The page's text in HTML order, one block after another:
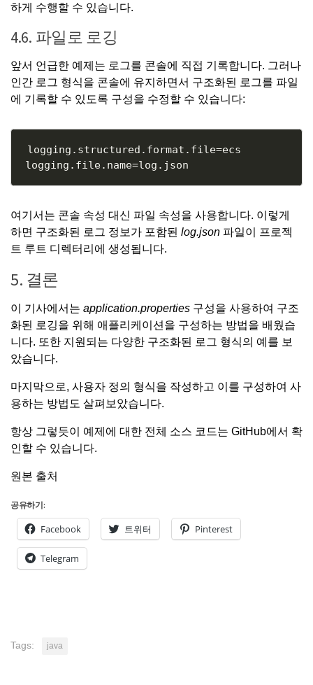
하게 수행할 수 있습니다.
4.6. 파일로 로깅
앞서 언급한 예제는 로그를 콘솔에 직접 기록합니다. 그러나
인간 로그 형식을 콘솔에 유지하면서 구조화된 로그를 파일
에 기록할 수 있도록 구성을 수정할 수 있습니다:
logging.structured.format.file=ecs
여기서는 콘솔 속성 대신 파일 속성을 사용합니다. 이렇게
하면 구조화된 로그 정보가 포함된 log.json 파일이 프로젝
트 루트 디렉터리에 생성됩니다.
5. 결론
이 기사에서는 application.properties 구성을 사용하여 구조
화된 로깅을 위해 애플리케이션을 구성하는 방법을 배웠습
니다. 또한 지원되는 다양한 구조화된 로그 형식의 예를 보
았습니다.
마지막으로, 사용자 정의 형식을 작성하고 이를 구성하여 사
용하는 방법도 살펴보았습니다.
항상 그렇듯이 예제에 대한 전체 소스 코드는 GitHub에서 확
인할 수 있습니다.
원본 출처
공유하기:
Facebook 트위터 Pinterest
Telegram
Tags: java